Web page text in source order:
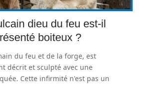
dieu du feu est-il
boiteux ?
du feu et de la forge, est
décrit et sculpté avec une
Cette infirmité n'est pas un